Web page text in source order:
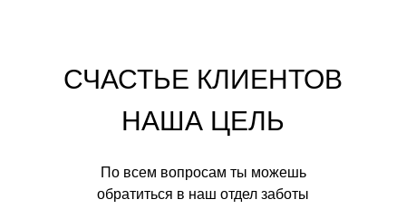
СЧАСТЬЕ КЛИЕНТОВ
НАША ЦЕЛЬ
По всем вопросам ты можешь
обратиться в наш отдел заботы